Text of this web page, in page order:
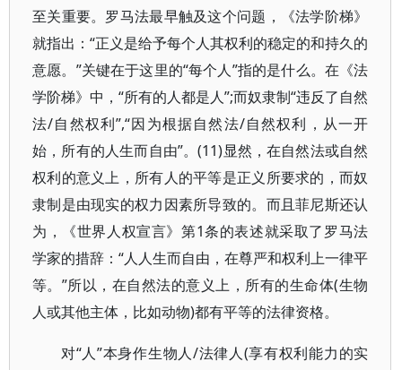
至关重要。罗马法最早触及这个问题，《法学阶梯》
就指出：“正义是给予每个人其权利的稳定的和持久的
意愿。”关键在于这里的“每个人”指的是什么。在《法
学阶梯》中，“所有的人都是人”;而奴隶制“违反了自然
法/自然权利”,“因为根据自然法/自然权利，从一开
始，所有的人生而自由”。(11)显然，在自然法或自然
权利的意义上，所有人的平等是正义所要求的，而奴
隶制是由现实的权力因素所导致的。而且菲尼斯还认
为，《世界人权宣言》第1条的表述就采取了罗马法
学家的措辞：“人人生而自由，在尊严和权利上一律平
等。”所以，在自然法的意义上，所有的生命体(生物
人或其他主体，比如动物)都有平等的法律资格。
对“人”本身作生物人/法律人(享有权利能力的实